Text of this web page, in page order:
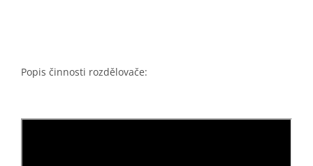
Popis činnosti rozdělovače: